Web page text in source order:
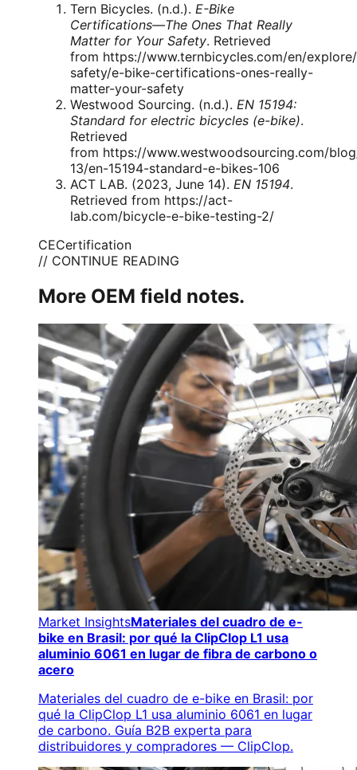
Tern Bicycles. (n.d.). E-Bike
Certifications—The Ones That Really
Matter for Your Safety. Retrieved
from https://www.ternbicycles.com/en/
safety/e-bike-certifications-ones-really-
matter-your-safety
Westwood Sourcing. (n.d.). EN 15194:
Standard for electric bicycles (e-bike).
Retrieved
from https://www.westwoodsourcing.com/
13/en-15194-standard-e-bikes-106
ACT LAB. (2023, June 14). EN 15194.
Retrieved from https://act-
lab.com/bicycle-e-bike-testing-2/
CECertification
// CONTINUE READING
More OEM field notes.
Market InsightsMateriales del cuadro de e-
bike en Brasil: por qué la ClipClop L1 usa
aluminio 6061 en lugar de fibra de carbono o
acero
Materiales del cuadro de e-bike en Brasil: por
qué la ClipClop L1 usa aluminio 6061 en lugar
de carbono. Guía B2B experta para
distribuidores y compradores — ClipClop.